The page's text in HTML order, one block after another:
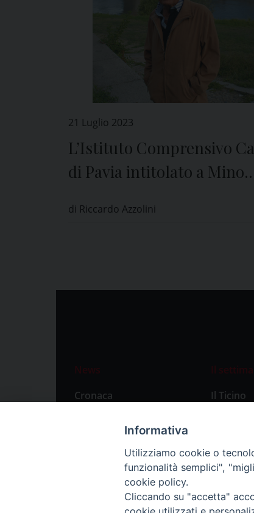
21 Luglio 2023
L’Istituto Comprensivo
di Pavia intitolato a Mino
di Riccardo Azzolini
News
Cronaca
Primo Piano
Il
Il Ticino
Informativa
Utilizziamo cookie o
funzionalità semplici",
cookie policy.
Cliccando su "accetta"